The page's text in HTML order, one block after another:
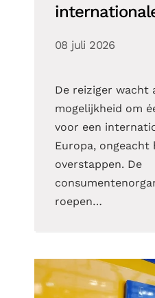
08 juli 2026
De reiziger wacht
mogelijkheid om
voor een
Europa, ongeacht
overstappen. De
roepen…